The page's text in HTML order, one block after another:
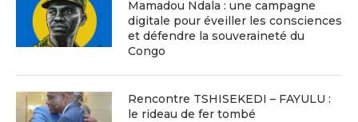
Mamadou Ndala : une campagne
digitale pour éveiller les consciences
et défendre la souveraineté du
Congo
Rencontre TSHISEKEDI – FAYULU :
le rideau de fer tombé